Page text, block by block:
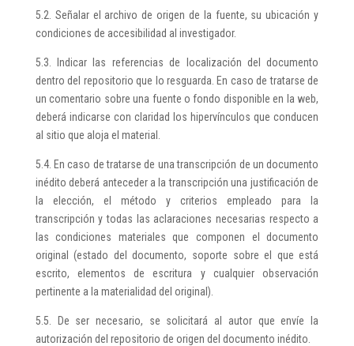
5.2. Señalar el archivo de origen de la fuente, su ubicación y
condiciones de accesibilidad al investigador.
5.3. Indicar las referencias de localización del documento
dentro del repositorio que lo resguarda. En caso de tratarse de
un comentario sobre una fuente o fondo disponible en la web,
deberá indicarse con claridad los hipervínculos que conducen
al sitio que aloja el material.
5.4. En caso de tratarse de una transcripción de un documento
inédito deberá anteceder a la transcripción una justificación de
la elección, el método y criterios empleado para la
transcripción y todas las aclaraciones necesarias respecto a
las condiciones materiales que componen el documento
original (estado del documento, soporte sobre el que está
escrito, elementos de escritura y cualquier observación
pertinente a la materialidad del original).
5.5. De ser necesario, se solicitará al autor que envíe la
autorización del repositorio de origen del documento inédito.